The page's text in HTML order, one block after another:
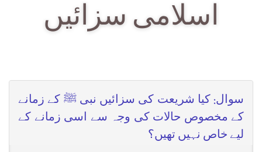
اسلامی سزائیں
سوال: کیا شریعت کی سزائیں نبی ﷺ کے زمانے
کے مخصوص حالات کی وجہ سے اسی زمانے کے
لیے خاص نہیں تھیں؟